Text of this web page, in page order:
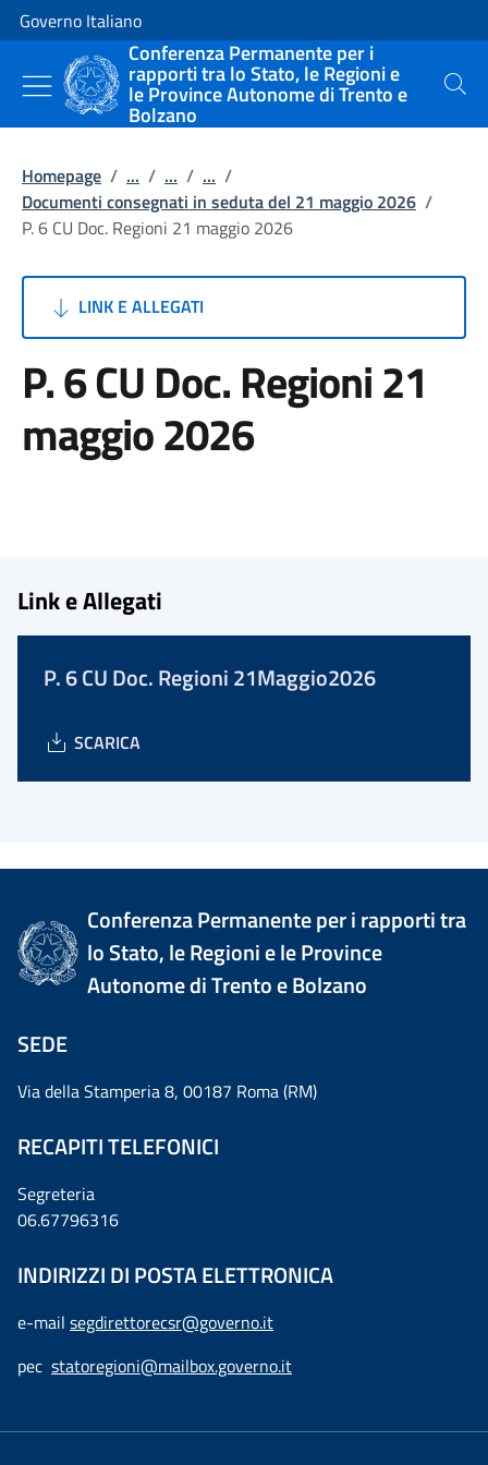
Vai al contenuto
Vai alla navigazione del sito
Governo Italiano
Conferenza Permanente per i
rapporti tra lo Stato, le Regioni e
le Province Autonome di Trento e
Bolzano
Cerca
Homepage / ... / ... / ... /
Documenti consegnati in seduta del 21 maggio 2026 /
P. 6 CU Doc. Regioni 21 maggio 2026
LINK E ALLEGATI
P. 6 CU Doc. Regioni 21
maggio 2026
Link e Allegati
P. 6 CU Doc. Regioni 21Maggio2026
SCARICA
Conferenza Permanente per i rapporti tra
lo Stato, le Regioni e le Province
Autonome di Trento e Bolzano
SEDE
Via della Stamperia 8, 00187 Roma (RM)
RECAPITI TELEFONICI
Segreteria
06.67796316
INDIRIZZI DI POSTA ELETTRONICA
e-mail segdirettorecsr@governo.it
pec statoregioni@mailbox.governo.it